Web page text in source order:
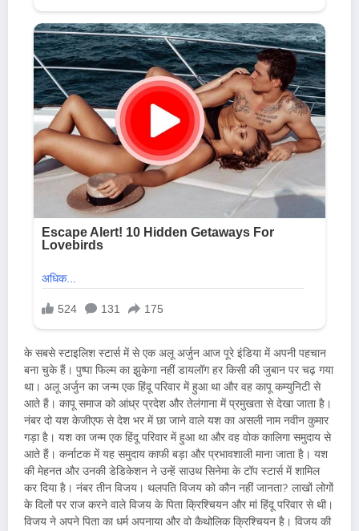
के सबसे स्टाइलिश स्टार्स में से एक अलू अर्जुन आज पूरे इंडिया में अपनी पहचान
बना चुके हैं। पुष्पा फिल्म का झुकेगा नहीं डायलॉग हर किसी की जुबान पर चढ़ गया
था। अलू अर्जुन का जन्म एक हिंदू परिवार में हुआ था और वह कापू कम्युनिटी से
आते हैं। कापू समाज को आंध्र प्रदेश और तेलंगाना में प्रमुखता से देखा जाता है।
नंबर दो यश केजीएफ से देश भर में छा जाने वाले यश का असली नाम नवीन कुमार
गड़ा है। यश का जन्म एक हिंदू परिवार में हुआ था और वह वोक कालिगा समुदाय से
आते हैं। कर्नाटक में यह समुदाय काफी बड़ा और प्रभावशाली माना जाता है। यश
की मेहनत और उनकी डेडिकेशन ने उन्हें साउथ सिनेमा के टॉप स्टार्स में शामिल
कर दिया है। नंबर तीन विजय। थलपति विजय को कौन नहीं जानता? लाखों लोगों
के दिलों पर राज करने वाले विजय के पिता क्रिश्चियन और मां हिंदू परिवार से थी।
विजय ने अपने पिता का धर्म अपनाया और वो कैथोलिक क्रिश्चियन है। विजय की